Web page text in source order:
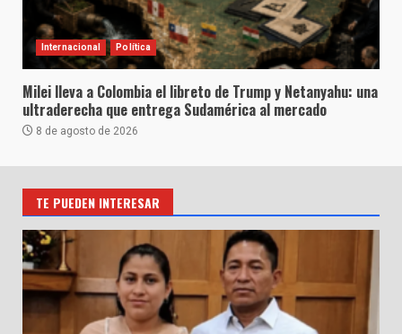
Internacional Política
Milei lleva a Colombia el libreto de Trump y Netanyahu: una
ultraderecha que entrega Sudamérica al mercado
8 de agosto de 2026
TE PUEDEN INTERESAR